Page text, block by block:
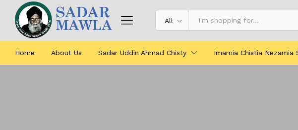
All
Home About Us Sadar Uddin Ahmad Chisty Imamia Chistia Nezamia